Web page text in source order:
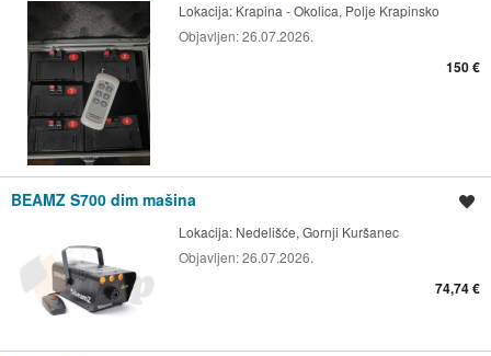
Lokacija: Krapina - Okolica, Polje Krapinsko
Objavljen:26.07.2026.
150 €
BEAMZ S700 dim mašina
Lokacija: Nedelišće, Gornji Kuršanec
Objavljen:26.07.2026.
74,74 €